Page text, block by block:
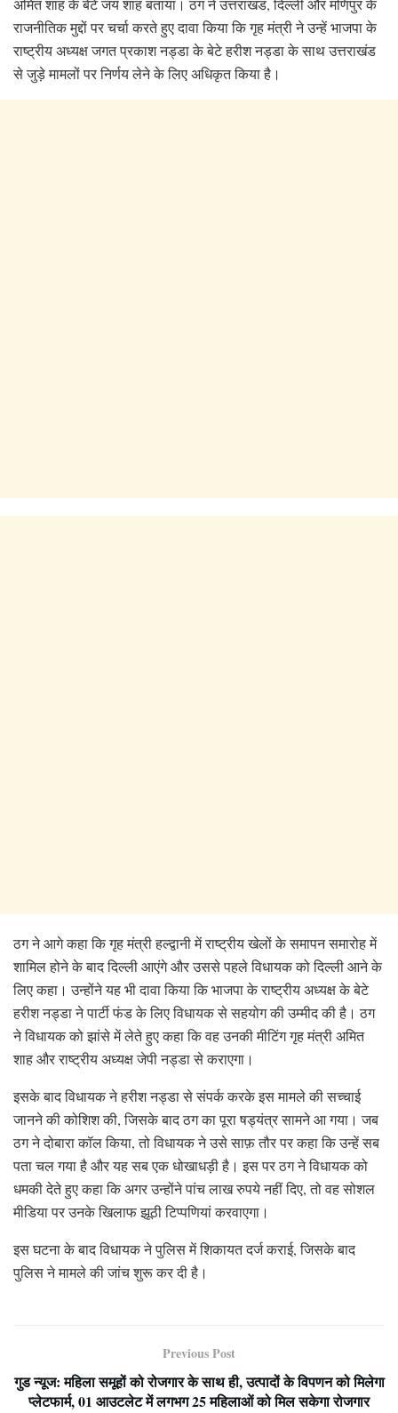
अमित शाह के बेटे जय शाह बताया। ठग ने उत्तराखंड, दिल्ली और मणिपुर के
राजनीतिक मुद्दों पर चर्चा करते हुए दावा किया कि गृह मंत्री ने उन्हें भाजपा के
राष्ट्रीय अध्यक्ष जगत प्रकाश नड्डा के बेटे हरीश नड्डा के साथ उत्तराखंड
से जुड़े मामलों पर निर्णय लेने के लिए अधिकृत किया है।
ठग ने आगे कहा कि गृह मंत्री हल्द्वानी में राष्ट्रीय खेलों के समापन समारोह में
शामिल होने के बाद दिल्ली आएंगे और उससे पहले विधायक को दिल्ली आने के
लिए कहा। उन्होंने यह भी दावा किया कि भाजपा के राष्ट्रीय अध्यक्ष के बेटे
हरीश नड्डा ने पार्टी फंड के लिए विधायक से सहयोग की उम्मीद की है। ठग
ने विधायक को झांसे में लेते हुए कहा कि वह उनकी मीटिंग गृह मंत्री अमित
शाह और राष्ट्रीय अध्यक्ष जेपी नड्डा से कराएगा।
इसके बाद विधायक ने हरीश नड्डा से संपर्क करके इस मामले की सच्चाई
जानने की कोशिश की, जिसके बाद ठग का पूरा षड्यंत्र सामने आ गया। जब
ठग ने दोबारा कॉल किया, तो विधायक ने उसे साफ़ तौर पर कहा कि उन्हें सब
पता चल गया है और यह सब एक धोखाधड़ी है। इस पर ठग ने विधायक को
धमकी देते हुए कहा कि अगर उन्होंने पांच लाख रुपये नहीं दिए, तो वह सोशल
मीडिया पर उनके खिलाफ झूठी टिप्पणियां करवाएगा।
इस घटना के बाद विधायक ने पुलिस में शिकायत दर्ज कराई, जिसके बाद
पुलिस ने मामले की जांच शुरू कर दी है।
Previous Post
गुड न्यूज: महिला समूहों को रोजगार के साथ ही, उत्पादों के विपणन को मिलेगा
प्लेटफार्म, 01 आउटलेट में लगभग 25 महिलाओं को मिल सकेगा रोजगार